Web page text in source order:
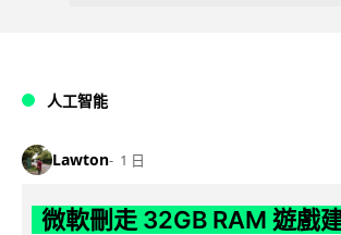
人工智能
Lawton 1 日
微軟刪走 32GB RAM 遊戲